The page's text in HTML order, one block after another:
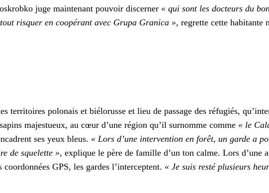
juge main­tenant pou­voir dis­cern­er « qui sont les doc­teurs du
ris­quer en coopérant avec Gru­pa Grani­ca », regrette cette habi­tante
ter­ri­toires polon­ais et biélorusse et lieu de pas­sage des réfugiés,
majestueux, au cœur d’une région qu’il surnomme comme « le
ses yeux bleus. « Lors d’une inter­ven­tion en forêt, un garde a
de squelette », explique le père de famille d’un ton calme. Lors d’une
GPS, les gardes l’interceptent. « Je suis resté plusieurs